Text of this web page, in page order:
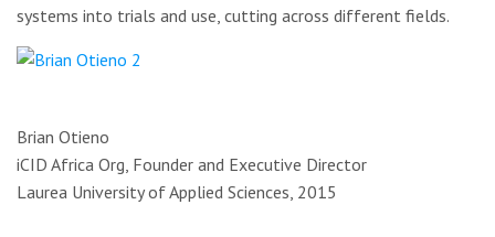
systems into trials and use, cutting across different fields.
Brian Otieno
iCID Africa Org, Founder and Executive Director
Laurea University of Applied Sciences, 2015